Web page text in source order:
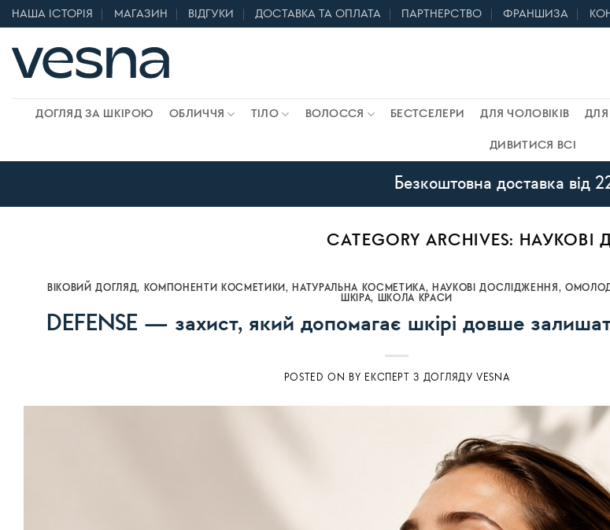
Skip
content
НАША ІСТОРІЯ МАГАЗИН ВІДГУКИ ДОСТАВКА ТА ОПЛАТА ПАРТНЕРСТВО ФРАНШИЗА
ДОГЛЯД ЗА ШКІРОЮ ОБЛИЧЧЯ ТІЛО ВОЛОССЯ БЕСТСЕЛЕРИ ДЛЯ ЧОЛОВІКІВ ДЛЯ
ДИВИТИСЯ ВСІ
Безкоштовна доставка від
CATEGORY ARCHIVES: НАУКОВІ
ВІКОВИЙ ДОГЛЯД, КОМПОНЕНТИ КОСМЕТИКИ , НАТУРАЛЬНА КОСМЕТИКА, НАУКОВІ ДОСЛІДЖЕННЯ ,
ШКІРА, ШКОЛА КРАСИ
DEFENSE — захист, який допомагає шкірі довше
POSTED ON BY ЕКСПЕРТ З ДОГЛЯДУ VESNA